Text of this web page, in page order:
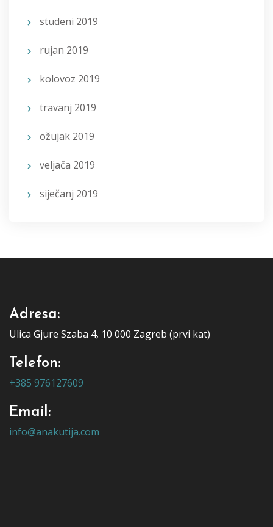
studeni 2019
rujan 2019
kolovoz 2019
travanj 2019
ožujak 2019
veljača 2019
siječanj 2019
Adresa:
Ulica Gjure Szaba 4, 10 000 Zagreb (prvi kat)
Telefon:
+385 976127609
Email:
info@anakutija.com